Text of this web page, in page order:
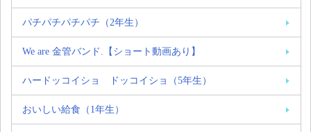
パチパチパチパチ（2年生）
We are 金管バンド.【ショート動画あり】
ハードッコイショ ドッコイショ（5年生）
おいしい給食（1年生）